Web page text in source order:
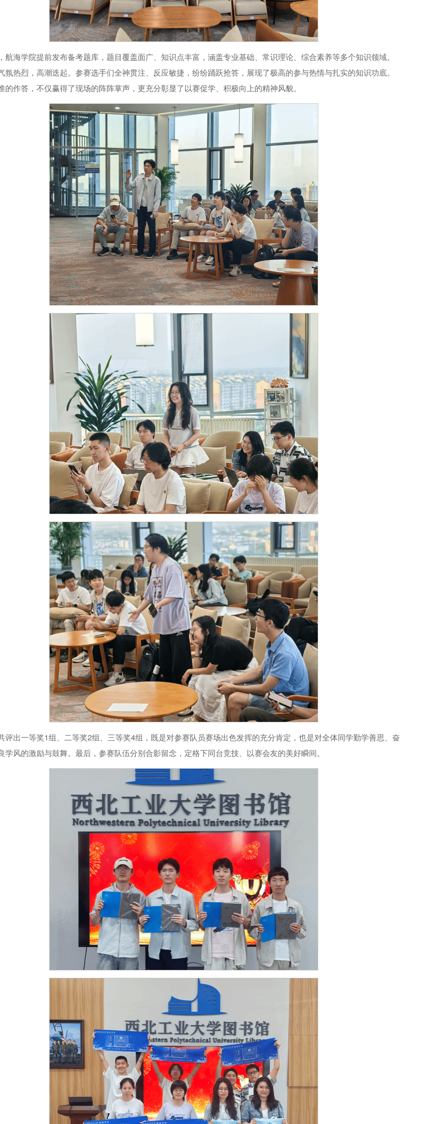
航海学院提前发布备考题库，题目覆盖面广、知识点丰富，涵盖专业基础、常识理论、综合素养等多个知识领域。
氛热烈，高潮迭起。参赛选手们全神贯注、反应敏捷，纷纷踊跃抢答，展现了极高的参与热情与扎实的知识功底。
的作答，不仅赢得了现场的阵阵掌声，更充分彰显了以赛促学、积极向上的精神风貌。
评出一等奖1组、二等奖2组、三等奖4组，既是对参赛队员赛场出色发挥的充分肯定，也是对全体同学勤学善思、奋
学风的激励与鼓舞。最后，参赛队伍分别合影留念，定格下同台竞技、以赛会友的美好瞬间。